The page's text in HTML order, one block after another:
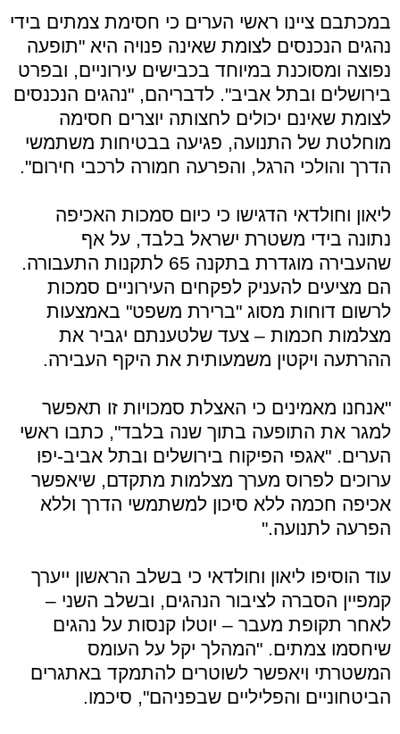
במכתבם ציינו ראשי הערים כי חסימת צמתים בידי
נהגים הנכנסים לצומת שאינה פנויה היא "תופעה
נפוצה ומסוכנת במיוחד בכבישים עירוניים, ובפרט
בירושלים ובתל אביב". לדבריהם, "נהגים הנכנסים
לצומת שאינם יכולים לחצותה יוצרים חסימה
מוחלטת של התנועה, פגיעה בבטיחות משתמשי
הדרך והולכי הרגל, והפרעה חמורה לרכבי חירום".
ליאון וחולדאי הדגישו כי כיום סמכות האכיפה
נתונה בידי משטרת ישראל בלבד, על אף
שהעבירה מוגדרת בתקנה 65 לתקנות התעבורה.
הם מציעים להעניק לפקחים העירוניים סמכות
לרשום דוחות מסוג "ברירת משפט" באמצעות
מצלמות חכמות – צעד שלטענתם יגביר את
ההרתעה ויקטין משמעותית את היקף העבירה.
"אנחנו מאמינים כי האצלת סמכויות זו תאפשר
למגר את התופעה בתוך שנה בלבד", כתבו ראשי
הערים. "אגפי הפיקוח בירושלים ובתל אביב-יפו
ערוכים לפרוס מערך מצלמות מתקדם, שיאפשר
אכיפה חכמה ללא סיכון למשתמשי הדרך וללא
הפרעה לתנועה."
עוד הוסיפו ליאון וחולדאי כי בשלב הראשון ייערך
קמפיין הסברה לציבור הנהגים, ובשלב השני –
לאחר תקופת מעבר – יוטלו קנסות על נהגים
שיחסמו צמתים. "המהלך יקל על העומס
המשטרתי ויאפשר לשוטרים להתמקד באתגרים
הביטחוניים והפליליים שבפניהם", סיכמו.